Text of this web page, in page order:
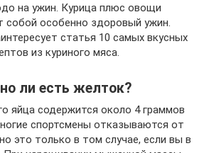
на ужин. Курица плюс овощи
собой особенно здоровый ужин.
статья 10 самых вкусных
из куриного мяса.
ли есть желток?
яйца содержится около 4 граммов
спортсмены отказываются от
это только в том случае, если вы в